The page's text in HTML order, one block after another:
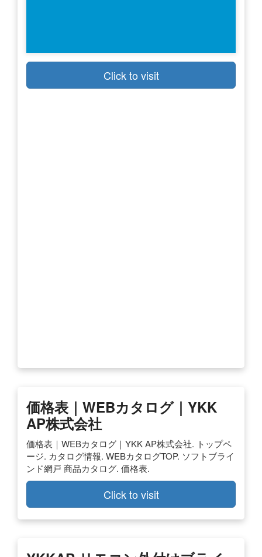
Click to visit
価格表｜WEBカタログ｜YKK
AP株式会社
価格表｜WEBカタログ｜YKK AP株式会社. トップペ
ージ. カタログ情報. WEBカタログTOP. ソフトブライ
ンド網戸 商品カタログ. 価格表.
Click to visit